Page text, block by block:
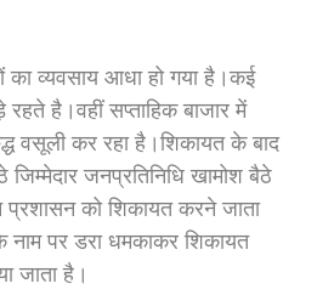
का व्यवसाय आधा हो गया है।कई
है।वहीं सप्ताहिक बाजार में
वसूली कर रहा है।शिकायत के बाद
जिम्मेदार जनप्रतिनिधि खामोश बैठे
प्रशासन को शिकायत करने जाता
पर डरा धमकाकर शिकायत
जाता है।